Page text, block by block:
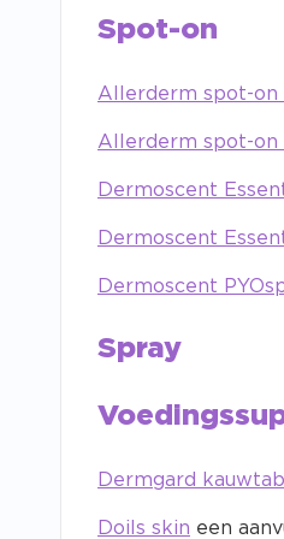
Spot-on
Allerderm spot-on
Allerderm spot-on
Dermoscent
Dermoscent
Dermoscent
Spray
Dermgard
Doils skin een